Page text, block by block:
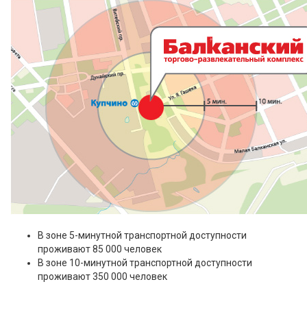
В зоне 5-минутной транспортной доступности
проживают 85 000 человек
В зоне 10-минутной транспортной доступности
проживают 350 000 человек